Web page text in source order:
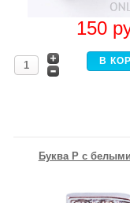
150
Буква P с